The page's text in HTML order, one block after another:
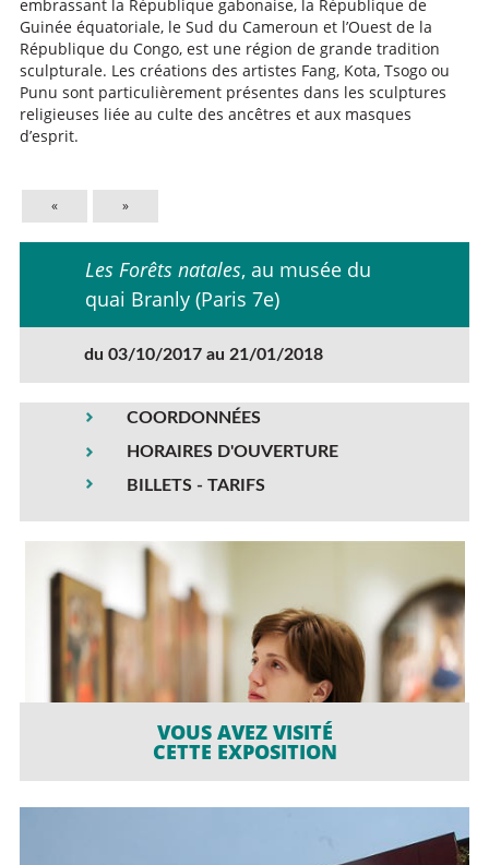
embrassant la République gabonaise, la République de
Guinée équatoriale, le Sud du Cameroun et l’Ouest de la
République du Congo, est une région de grande tradition
sculpturale. Les créations des artistes Fang, Kota, Tsogo ou
Punu sont particulièrement présentes dans les sculptures
religieuses liée au culte des ancêtres et aux masques
d’esprit.
« »
Les Forêts natales, au musée du
quai Branly (Paris 7e)
du 03/10/2017 au 21/01/2018
COORDONNÉES
HORAIRES D'OUVERTURE
BILLETS - TARIFS
VOUS AVEZ VISITÉ
CETTE EXPOSITION